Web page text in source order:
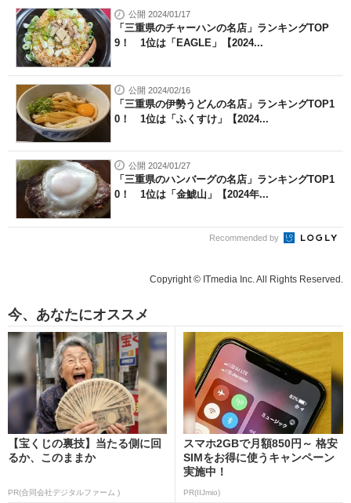
公開 2024/01/17
「三重県のチャーハンの名店」ランキングTOP
9！ 1位は「EAGLE」【2024...
公開 2024/02/16
「三重県の伊勢うどんの名店」ランキングTOP1
0！ 1位は「ふくすけ」【2024...
公開 2024/01/27
「三重県のハンバーグの名店」ランキングTOP1
0！ 1位は「金鯱山」【2024年...
Recommended by
Copyright © ITmedia Inc. All Rights Reserved.
今、あなたにオススメ
【宝くじの裏技】当たる側に回
るか、このままか
PR(合同会社デジタルファーム )
スマホ2GBで月額850円～ 格安
SIMをお得に使うキャンペーン
実施中！
PR(IIJmio)